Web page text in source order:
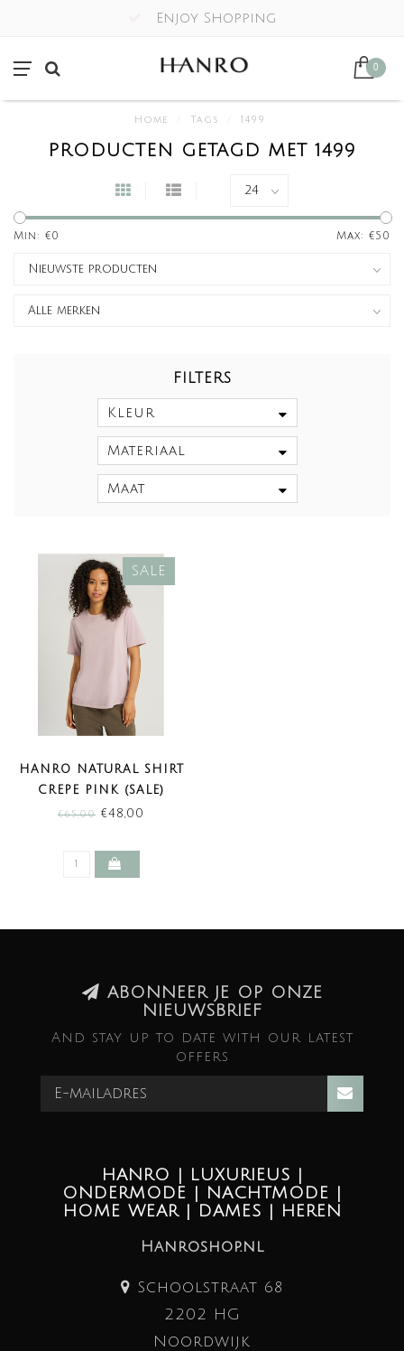
Enjoy Shopping
0
Home Tags 1499
PRODUCTEN GETAGD MET 1499
Min: €0 Max: €50
FILTERS
Kleur
Materiaal
Maat
SALE
HANRO NATURAL SHIRT
CREPE PINK (SALE)
€65,00 €48,00
ABONNEER JE OP ONZE
NIEUWSBRIEF
And stay up to date with our latest
offers
HANRO | LUXURIEUS |
ONDERMODE | NACHTMODE |
HOME WEAR | DAMES | HEREN
Hanroshop.nl
Schoolstraat 68
2202 HG
Noordwijk